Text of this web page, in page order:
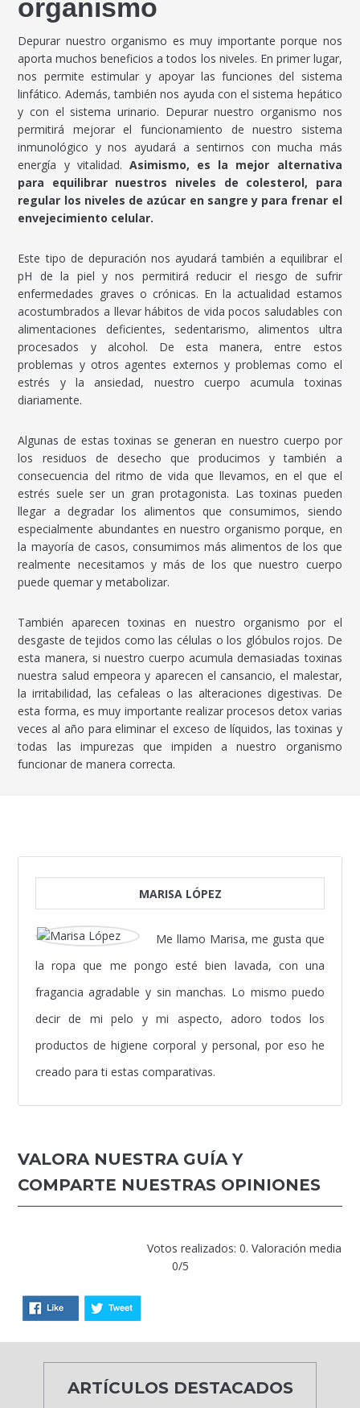
organismo
Depurar nuestro organismo es muy importante porque nos
aporta muchos beneficios a todos los niveles. En primer lugar,
nos permite estimular y apoyar las funciones del sistema
linfático. Además, también nos ayuda con el sistema hepático
y con el sistema urinario. Depurar nuestro organismo nos
permitirá mejorar el funcionamiento de nuestro sistema
inmunológico y nos ayudará a sentirnos con mucha más
energía y vitalidad. Asimismo, es la mejor alternativa
para equilibrar nuestros niveles de colesterol, para
regular los niveles de azúcar en sangre y para frenar el
envejecimiento celular.
Este tipo de depuración nos ayudará también a equilibrar el
pH de la piel y nos permitirá reducir el riesgo de sufrir
enfermedades graves o crónicas. En la actualidad estamos
acostumbrados a llevar hábitos de vida pocos saludables con
alimentaciones deficientes, sedentarismo, alimentos ultra
procesados y alcohol. De esta manera, entre estos
problemas y otros agentes externos y problemas como el
estrés y la ansiedad, nuestro cuerpo acumula toxinas
diariamente.
Algunas de estas toxinas se generan en nuestro cuerpo por
los residuos de desecho que producimos y también a
consecuencia del ritmo de vida que llevamos, en el que el
estrés suele ser un gran protagonista. Las toxinas pueden
llegar a degradar los alimentos que consumimos, siendo
especialmente abundantes en nuestro organismo porque, en
la mayoría de casos, consumimos más alimentos de los que
realmente necesitamos y más de los que nuestro cuerpo
puede quemar y metabolizar.
También aparecen toxinas en nuestro organismo por el
desgaste de tejidos como las células o los glóbulos rojos. De
esta manera, si nuestro cuerpo acumula demasiadas toxinas
nuestra salud empeora y aparecen el cansancio, el malestar,
la irritabilidad, las cefaleas o las alteraciones digestivas. De
esta forma, es muy importante realizar procesos detox varias
veces al año para eliminar el exceso de líquidos, las toxinas y
todas las impurezas que impiden a nuestro organismo
funcionar de manera correcta.
MARISA LÓPEZ
Me llamo Marisa, me gusta que
la ropa que me pongo esté bien lavada, con una
fragancia agradable y sin manchas. Lo mismo puedo
decir de mi pelo y mi aspecto, adoro todos los
productos de higiene corporal y personal, por eso he
creado para ti estas comparativas.
VALORA NUESTRA GUÍA Y
COMPARTE NUESTRAS OPINIONES
Votos realizados: 0. Valoración media
0/5
ARTÍCULOS DESTACADOS